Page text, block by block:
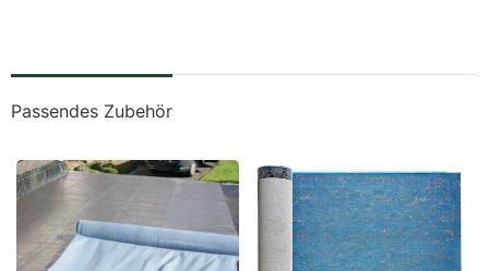
Passendes Zubehör